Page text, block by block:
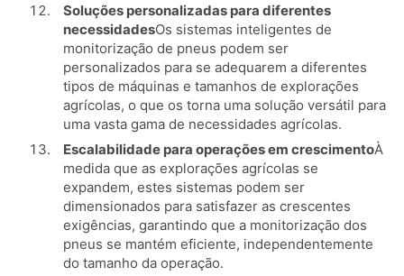
Soluções personalizadas para diferentes
necessidadesOs sistemas inteligentes de
monitorização de pneus podem ser
personalizados para se adequarem a diferentes
tipos de máquinas e tamanhos de explorações
agrícolas, o que os torna uma solução versátil para
uma vasta gama de necessidades agrícolas.
Escalabilidade para operações em crescimentoÀ
medida que as explorações agrícolas se
expandem, estes sistemas podem ser
dimensionados para satisfazer as crescentes
exigências, garantindo que a monitorização dos
pneus se mantém eficiente, independentemente
do tamanho da operação.